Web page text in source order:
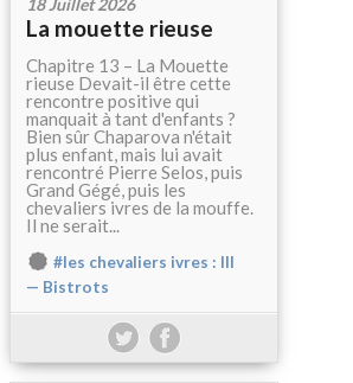
18 Juillet 2026
La mouette rieuse
Chapitre 13 – La Mouette
rieuse Devait-il être cette
rencontre positive qui
manquait à tant d'enfants ?
Bien sûr Chaparova n'était
plus enfant, mais lui avait
rencontré Pierre Selos, puis
Grand Gégé, puis les
chevaliers ivres de la mouffe.
Il ne serait...
#les chevaliers ivres : III
— Bistrots